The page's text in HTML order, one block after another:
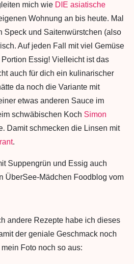
mich wie DIE asiatische
Wohnung an bis heute. Mal
Speck und Saitenwürstchen (also
Auf jeden Fall mit viel Gemüse
Essig! Vielleicht ist das
auch für dich ein kulinarischer
da noch die Variante mit
etwas anderen Sauce im
schwäbischen Koch Simon
Damit schmecken die Linsen mit
.
andere Rezepte habe ich dieses
der geniale Geschmack noch
Foto noch so aus: